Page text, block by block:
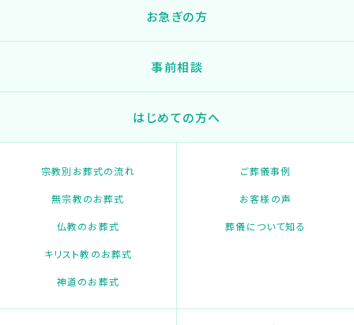
お急ぎの方
事前相談
はじめての方へ
宗教別お葬式の流れ
無宗教のお葬式
仏教のお葬式
キリスト教のお葬式
神道のお葬式
ご葬儀事例
お客様の声
葬儀について知る